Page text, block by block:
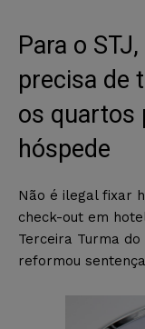
Para o
precisa de
os quartos
hóspede
Não é ilegal fixar
check-out em
Terceira Turma do
reformou